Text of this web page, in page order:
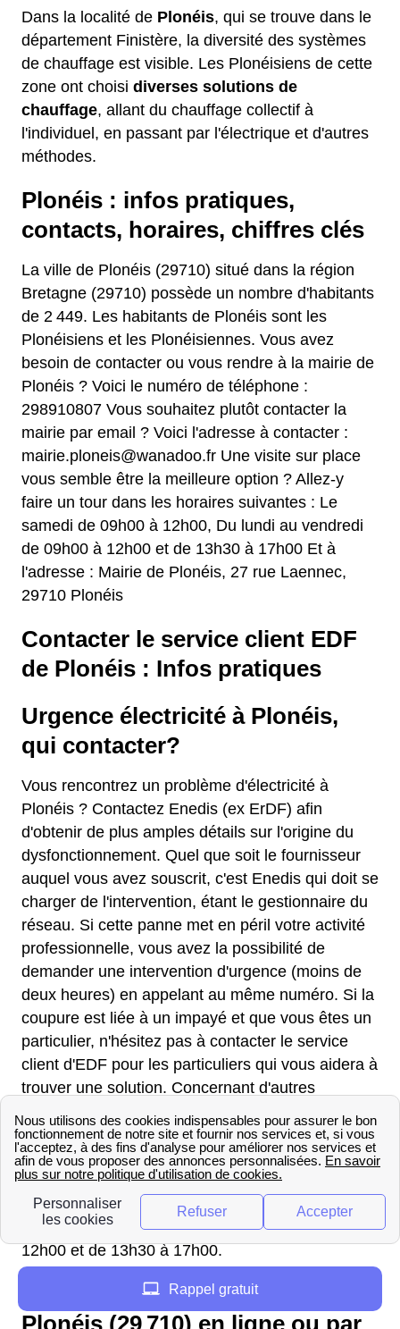
Dans la localité de Plonéis, qui se trouve dans le
département Finistère, la diversité des systèmes
de chauffage est visible. Les Plonéisiens de cette
zone ont choisi diverses solutions de
chauffage, allant du chauffage collectif à
l'individuel, en passant par l'électrique et d'autres
méthodes.
Plonéis : infos pratiques,
contacts, horaires, chiffres clés
La ville de Plonéis (29710) situé dans la région
Bretagne (29710) possède un nombre d'habitants
de 2 449. Les habitants de Plonéis sont les
Plonéisiens et les Plonéisiennes. Vous avez
besoin de contacter ou vous rendre à la mairie de
Plonéis ? Voici le numéro de téléphone :
298910807 Vous souhaitez plutôt contacter la
mairie par email ? Voici l'adresse à contacter :
mairie.ploneis@wanadoo.fr Une visite sur place
vous semble être la meilleure option ? Allez-y
faire un tour dans les horaires suivantes : Le
samedi de 09h00 à 12h00, Du lundi au vendredi
de 09h00 à 12h00 et de 13h30 à 17h00 Et à
l'adresse : Mairie de Plonéis, 27 rue Laennec,
29710 Plonéis
Contacter le service client EDF
de Plonéis : Infos pratiques
Urgence électricité à Plonéis,
qui contacter?
Vous rencontrez un problème d'électricité à
Plonéis ? Contactez Enedis (ex ErDF) afin
d'obtenir de plus amples détails sur l'origine du
dysfonctionnement. Quel que soit le fournisseur
auquel vous avez souscrit, c'est Enedis qui doit se
charger de l'intervention, étant le gestionnaire du
réseau. Si cette panne met en péril votre activité
professionnelle, vous avez la possibilité de
demander une intervention d'urgence (moins de
deux heures) en appelant au même numéro. Si la
coupure est liée à un impayé et que vous êtes un
particulier, n'hésitez pas à contacter le service
client d'EDF pour les particuliers qui vous aidera à
trouver une solution. Concernant d'autres
problèmes en rapport avec des travaux par
exemple, renseignez-vous auprès de votre mairie
à l'adresse suivante : Mairie de Plonéis, 27 rue
Laennec, 29710 Plonéis.
Voici les horaires d'ouverture : Le samedi de
09h00 à 12h00, Du lundi au vendredi de 09h00 à
12h00 et de 13h30 à 17h00.
Joindre le service client d'EDF
Plonéis (29 710) en ligne ou par
Rappel gratuit